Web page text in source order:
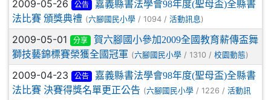
2009-05-26 公告
嘉義縣書法學會98年度(聖母盃)全縣書
法比賽 頒獎典禮 (六腳國民小學 / 1094 / 活動訊息 )
2009-05-01 分享
賀六腳國小參加2009全國教育薪傳盃舞
獅技藝錦標賽榮獲全國冠軍 (六腳國民小學 / 1310 / 校園動態)
2009-04-23 公告
嘉義縣書法學會98年度(聖母盃)全縣書
法比賽 決賽得獎名單更正公告 (六腳國民小學 / 1226 / 活動訊